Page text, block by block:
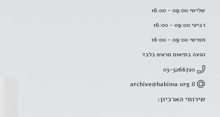
שלישי 09:00 - 16:00
רביעי 09:00 - 16:00
חמישי 09:00 - 16:00
הגעה בתיאום מראש בלבד
03-5266720
archive@habima.org.il
שירותי הארכיון: